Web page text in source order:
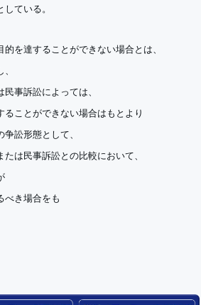
ている。
を達することができない場合とは、
事訴訟によっては、
ことができない場合はもとより
訟形態として、
は民事訴訟との比較において、
べき場合をも